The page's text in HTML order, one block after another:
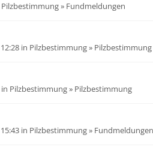
Pilzbestimmung» Fundmeldungen
in Pilzbestimmung» Pilzbestimmung
in Pilzbestimmung» Pilzbestimmung
in Pilzbestimmung» Fundmeldungen